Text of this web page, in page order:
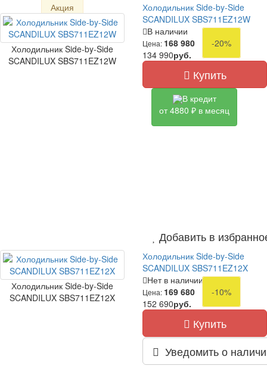
Акция
Холодильник Side-by-Side
SCANDILUX SBS711EZ12W
Холодильник Side-by-Side
SCANDILUX SBS711EZ12W
В наличии
Цена: 168 980
-20%
134 990руб.
Купить
В кредит
от 4880 ₽ в месяц
Добавить в
Холодильник Side-by-Side
SCANDILUX SBS711EZ12X
Холодильник Side-by-Side
SCANDILUX SBS711EZ12X
Нет в наличии
Цена: 169 680
-10%
152 690руб.
Купить
Уведомить о